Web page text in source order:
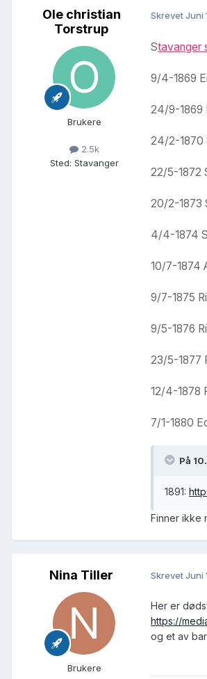
Ole christian
Torstrup
Brukere
2.5k
Sted: Stavanger
SkrevetJuni
Stavanger
9/4-1869
24/9-1869
24/2-1870
22/5-1872
20/2-1873
4/4-1874
10/7-1874
9/7-1875
9/5-1876
23/5-1877
12/4-1878
7/1-1880
På
1891:
Finner ikke
Nina Tiller
Brukere
SkrevetJuni
Her er
https://
og et av